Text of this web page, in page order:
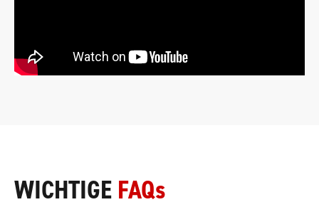
WICHTIGE FAQs